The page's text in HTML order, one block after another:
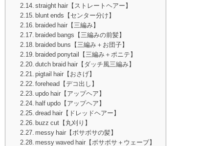
straight hair【ストレートヘアー】
blunt ends【センター分け】
braided hair【三編み】
braided bangs【三編みの前髪】
braided buns【三編み＋お団子】
braided ponytail【三編み＋ポニテ】
dutch braid hair【ダッチ風三編み】
pigtail hair【おさげ】
forehead【デコ出し】
updo hair【アップヘア】
half updo【アップヘア】
dread hair【ドレッドヘアー】
buzz cut【丸刈り】
messy hair【ボサボサの髪】
messy waved hair【ボサボサ＋ウェーブ】